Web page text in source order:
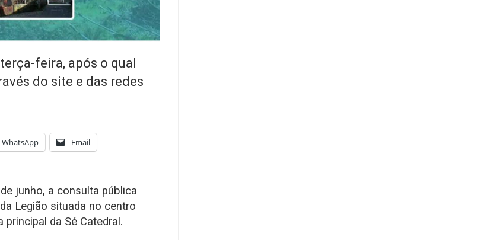
feira, após o qual
do site e das redes
WhatsApp Email
junho, a consulta pública
Legião situada no centro
da Sé Catedral.